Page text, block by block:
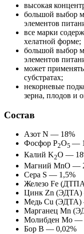
высокая
большой выбор
элементов
все марки
хелатной форме;
большой выбор
элементов
может
субстратах;
некорневые
зерна, плодов и
Состав
Азот N — 18%
Фосфор P2O5 —
Калий K2O —
Магний MnO —
Сера S — 1,5%
Железо Fe
Цинк Zn (ЭДТА)
Медь Cu (ЭДТА)
Марганец Mn
Молибден Mo —
Бор B — 0,02%